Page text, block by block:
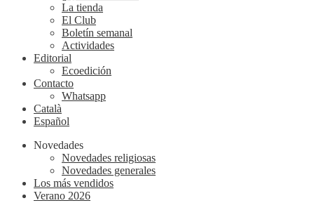
La tienda
El Club
Boletín semanal
Actividades
Editorial
Ecoedición
Contacto
Whatsapp
Català
Español
Novedades
Novedades religiosas
Novedades generales
Los más vendidos
Verano 2026